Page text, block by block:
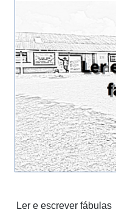
Ler e escrever fábulas